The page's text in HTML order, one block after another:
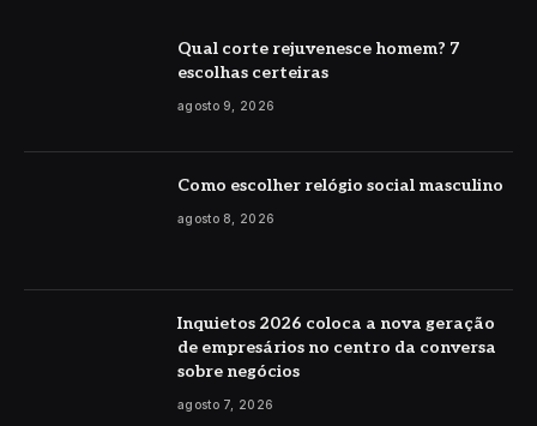
Qual corte rejuvenesce homem? 7
escolhas certeiras
agosto 9, 2026
Como escolher relógio social masculino
agosto 8, 2026
Inquietos 2026 coloca a nova geração
de empresários no centro da conversa
sobre negócios
agosto 7, 2026